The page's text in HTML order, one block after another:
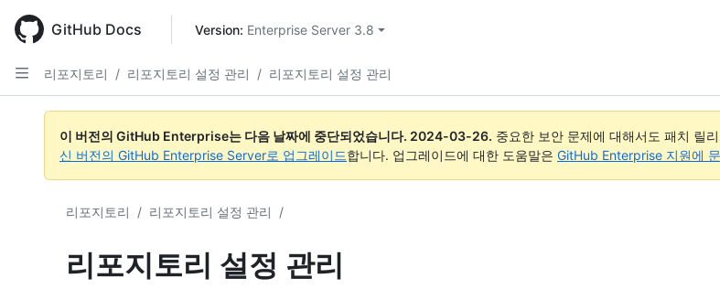
main
content
GitHub Docs Version: Enterprise Server 3.8
리포지토리 / 리포지토리 설정 관리 / 리포지토리 설정 관리
이 버전의 GitHub Enterprise는 다음 날짜에 중단되었습니다. 2024-03-26. 중요한 보안 문제에 대해서도 패치 릴
신 버전의 GitHub Enterprise Server로 업그레이드합니다. 업그레이드에 대한 도움말은 GitHub Enterprise 지원에
리포지토리 / 리포지토리 설정 관리 /
리포지토리 설정 관리